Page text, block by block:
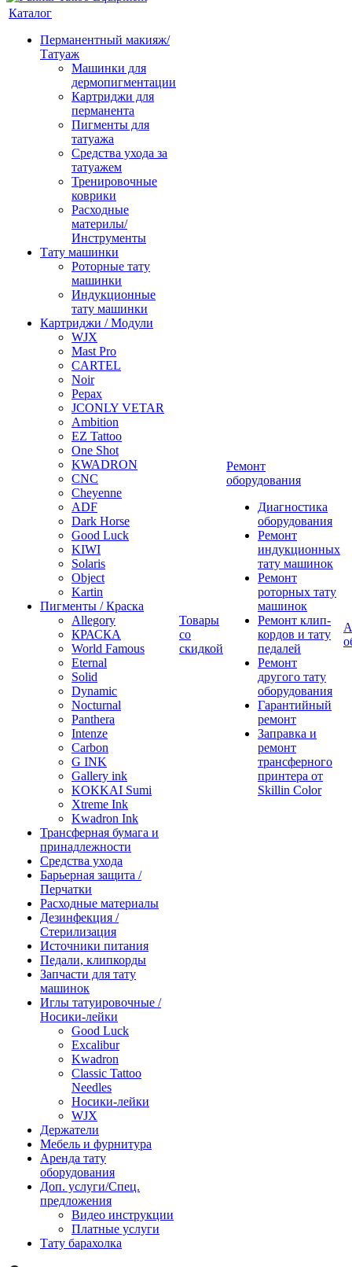
Каталог
Перманентный макияж/
Татуаж
Машинки для
дермопигментации
Картриджи для
перманента
Пигменты для
татуажа
Средства ухода за
татуажем
Тренировочные
коврики
Расходные
материлы/
Инструменты
Тату машинки
Роторные тату
машинки
Индукционные
тату машинки
Картриджи / Модули
WJX
Mast Pro
CARTEL
Noir
Pepax
JCONLY VETAR
Ambition
EZ Tattoo
One Shot
KWADRON
CNC
Cheyenne
ADF
Dark Horse
Good Luck
KIWI
Solaris
Object
Kartin
Пигменты / Краска
Allegory
КРАСКА
World Famous
Eternal
Solid
Dynamic
Nocturnal
Panthera
Intenze
Carbon
G INK
Gallery ink
KOKKAI Sumi
Xtreme Ink
Kwadron Ink
Трансферная бумага и
принадлежности
Средства ухода
Барьерная защита /
Перчатки
Расходные материалы
Дезинфекция /
Стерилизация
Источники питания
Педали, клипкорды
Запчасти для тату
машинок
Иглы татуировочные /
Носики-лейки
Good Luck
Excalibur
Kwadron
Classic Tattoo
Needles
Носики-лейки
WJX
Держатели
Мебель и фурнитура
Аренда тату
оборудования
Доп. услуги/Спец.
предложения
Видео инструкции
Платные услуги
Тату барахолка
Товары
со
скидкой
Ремонт
оборудования
Диагностика
оборудования
Ремонт
индукционных
тату машинок
Ремонт
роторных тату
машинок
Ремонт клип-
кордов и тату
педалей
Ремонт
другого тату
оборудования
Гарантийный
ремонт
Заправка и
ремонт
трансферного
принтера от
Skillin Color